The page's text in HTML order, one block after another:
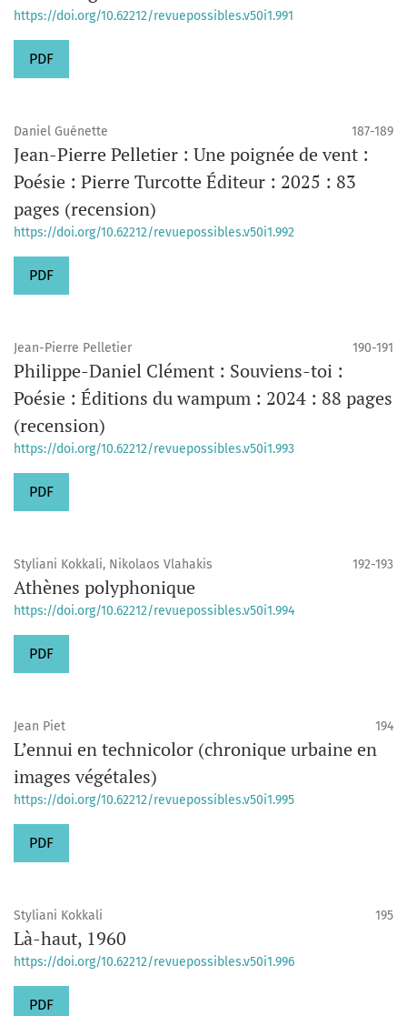
https://doi.org/10.62212/revuepossibles.v50i1.991
PDF
Daniel Guénette 187-189
Jean-Pierre Pelletier : Une poignée de vent :
Poésie : Pierre Turcotte Éditeur : 2025 : 83
pages (recension)
https://doi.org/10.62212/revuepossibles.v50i1.992
PDF
Jean-Pierre Pelletier 190-191
Philippe-Daniel Clément : Souviens-toi :
Poésie : Éditions du wampum : 2024 : 88 pages
(recension)
https://doi.org/10.62212/revuepossibles.v50i1.993
PDF
Styliani Kokkali, Nikolaos Vlahakis 192-193
Athènes polyphonique
https://doi.org/10.62212/revuepossibles.v50i1.994
PDF
Jean Piet 194
L’ennui en technicolor (chronique urbaine en
images végétales)
https://doi.org/10.62212/revuepossibles.v50i1.995
PDF
Styliani Kokkali 195
Là-haut, 1960
https://doi.org/10.62212/revuepossibles.v50i1.996
PDF